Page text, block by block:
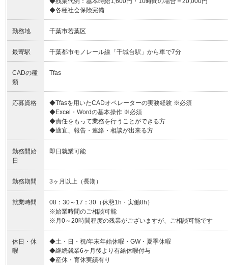
◆各種社会保険完備
勤務地 千葉市若葉区
最寄駅 千葉都市モノレール線「千城台駅」から車で7分
CADの種
類
Tfas
応募資格
◆Tfasを用いたCADオペレーターの実務経験 ※必須
◆Excel・Wordの基本操作 ※必須
◆責任をもって業務を行うことができる方
◆適宜、報告・連絡・相談が出来る方
勤務開始
日
即日就業可能
勤務期間 3ヶ月以上（長期）
就業時間
08：30～17：30（休憩1h・実働8h）
※始業時間のご相談可能
※月0～20時間程度の残業がございますが、ご相談可能です
休日・休
暇
◆土・日・祝/年末年始休暇・GW・夏季休暇
◆継続就業6ヶ月後より有給休暇付与
◆産休・育休実績有り